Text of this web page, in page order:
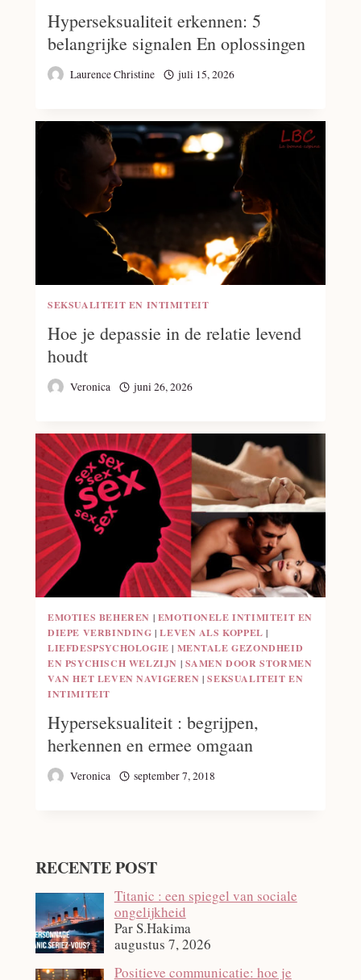
Hyperseksualiteit erkennen: 5
belangrijke signalen En oplossingen
Laurence Christine juli 15, 2026
SEKSUALITEIT EN INTIMITEIT
Hoe je depassie in de relatie levend
houdt
Veronica juni 26, 2026
EMOTIES BEHEREN | EMOTIONELE INTIMITEIT EN
DIEPE VERBINDING |LEVEN ALS KOPPEL |
LIEFDESPSYCHOLOGIE | MENTALE GEZONDHEID
EN PSYCHISCH WELZIJN | SAMEN DOOR STORMEN
VAN HET LEVEN NAVIGEREN |SEKSUALITEIT EN
INTIMITEIT
Hyperseksualiteit : begrijpen,
herkennen en ermee omgaan
Veronica september 7, 2018
RECENTE POST
Titanic : een spiegel van sociale
ongelijkheid
Par S.Hakima
augustus 7, 2026
Positieve communicatie: hoe je